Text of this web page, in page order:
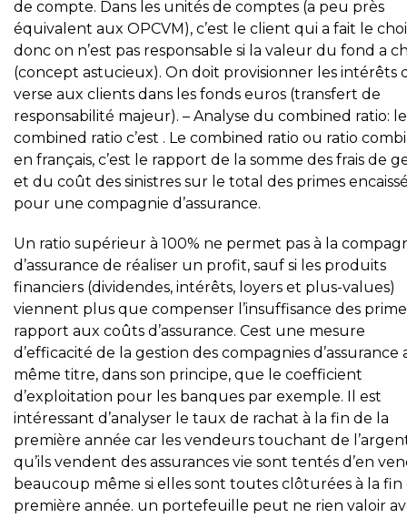
de compte. Dans les unités de comptes (a peu près
équivalent aux OPCVM), c’est le client qui a fait le
donc on n’est pas responsable si la valeur du fond a
(concept astucieux). On doit provisionner les intérêts
verse aux clients dans les fonds euros (transfert de
responsabilité majeur). – Analyse du combined ratio: le
combined ratio c’est . Le combined ratio ou ratio
en français, c’est le rapport de la somme des frais de
et du coût des sinistres sur le total des primes
pour une compagnie d’assurance.
Un ratio supérieur à 100% ne permet pas à la
d’assurance de réaliser un profit, sauf si les produits
financiers (dividendes, intérêts, loyers et plus-values)
viennent plus que compenser l’insuffisance des
rapport aux coûts d’assurance. Cest une mesure
d’efficacité de la gestion des compagnies d’assurance
même titre, dans son principe, que le coefficient
d’exploitation pour les banques par exemple. Il est
intéressant d’analyser le taux de rachat à la fin de la
première année car les vendeurs touchant de
qu’ils vendent des assurances vie sont tentés d’en
beaucoup même si elles sont toutes clôturées à la fin
première année. un portefeuille peut ne rien valoir